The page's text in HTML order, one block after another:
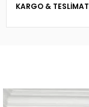
KARGO & TESLIMAT